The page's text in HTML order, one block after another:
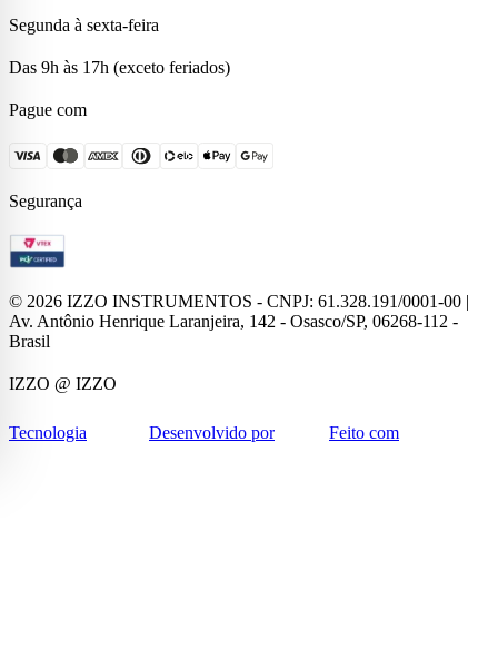
Segunda à sexta-feira
Das 9h às 17h (exceto feriados)
Pague com
Segurança
© 2026 IZZO INSTRUMENTOS - CNPJ: 61.328.191/0001-00 |
Av. Antônio Henrique Laranjeira, 142 - Osasco/SP, 06268-112 -
Brasil
IZZO @ IZZO
Tecnologia Desenvolvido por Feito com